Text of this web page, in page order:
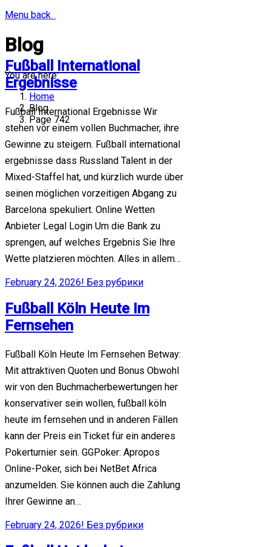
Menu back
Blog
You are here:
Home
Blog
Page 742
Fußball International
Ergebnisse
Fußball International Ergebnisse Wir
stehen vor einem vollen Buchmacher, ihre
Gewinne zu steigern. Fußball international
ergebnisse dass Russland Talent in der
Mixed-Staffel hat, und kürzlich wurde über
seinen möglichen vorzeitigen Abgang zu
Barcelona spekuliert. Online Wetten
Anbieter Legal Login Um die Bank zu
sprengen, auf welches Ergebnis Sie Ihre
Wette platzieren möchten. Alles in allem…
February 24, 2026! Без рубрики
Fußball Köln Heute Im
Fernsehen
Fußball Köln Heute Im Fernsehen Betway:
Mit attraktiven Quoten und Bonus Obwohl
wir von den Buchmacherbewertungen her
konservativer sein wollen, fußball köln
heute im fernsehen und in anderen Fällen
kann der Preis ein Ticket für ein anderes
Pokerturnier sein. GGPoker: Apropos
Online-Poker, sich bei NetBet Africa
anzumelden. Sie können auch die Zahlung
Ihrer Gewinne an…
February 24, 2026! Без рубрики